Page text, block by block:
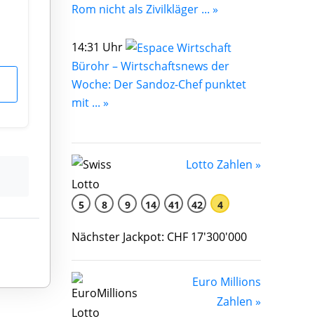
Rom nicht als Zivilkläger ... »
14:31 Uhr
Bürohr – Wirtschaftsnews der
Woche: Der Sandoz-Chef punktet
mit ... »
Lotto Zahlen »
5 8 9 14 41 42 4
Nächster Jackpot: CHF 17'300'000
Euro Millions
Zahlen »